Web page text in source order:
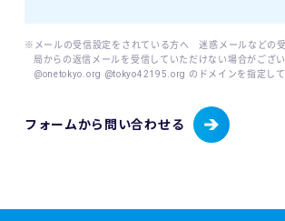
フォームから問い合わせる
※メールの受信設定をされている方へ 迷惑メールなどの
局からの返信メールを受信していただけない場合がござい
@onetokyo.org @tokyo42195.org のドメインを指定して